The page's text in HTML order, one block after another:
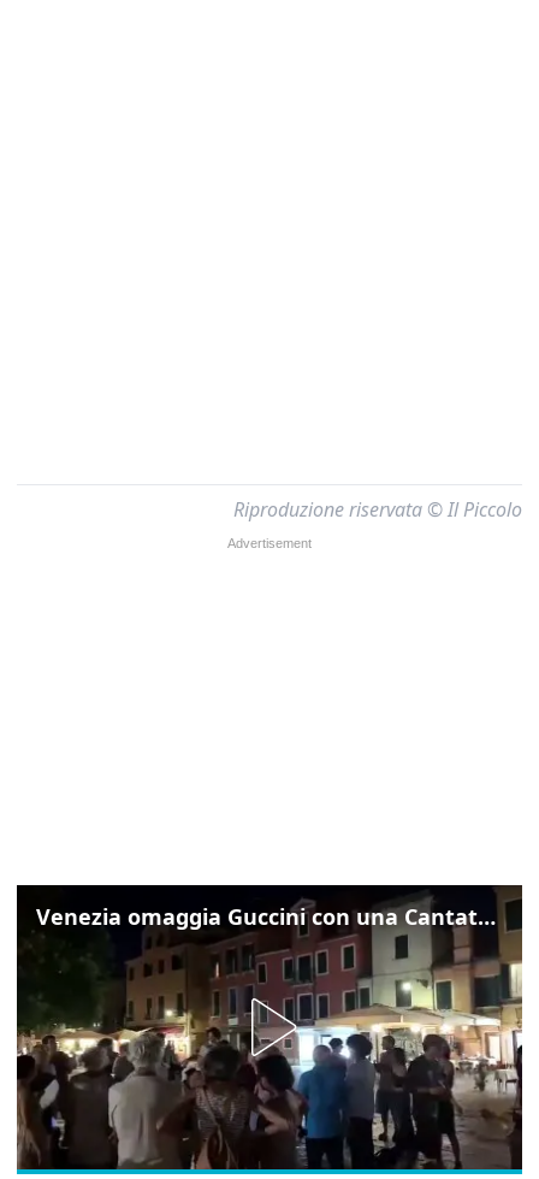
Riproduzione riservata © Il Piccolo
Venezia omaggia Guccini con una Cantata Anarchica in campo Santa Margherita